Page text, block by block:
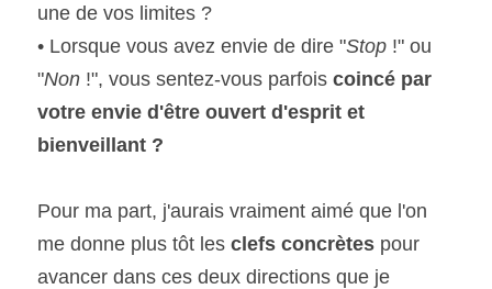
une de vos limites ?
• Lorsque vous avez envie de dire "Stop !" ou
"Non !", vous sentez-vous parfois coincé par
votre envie d'être ouvert d'esprit et
bienveillant ?
Pour ma part, j'aurais vraiment aimé que l'on
me donne plus tôt les clefs concrètes pour
avancer dans ces deux directions que je